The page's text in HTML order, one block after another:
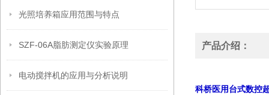
光照培养箱应用范围与特点
SZF-06A脂肪测定仪实验原理
电动搅拌机的应用与分析说明
产品介绍：
科桥医用台式数控